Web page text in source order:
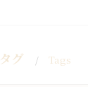
タグ Tags